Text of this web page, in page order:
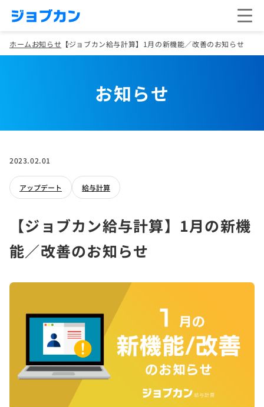
ホームお知らせ 【ジョブカン給与計算】1月の新機能／改善のお知らせ
お知らせ
2023.02.01
アップデート 給与計算
【ジョブカン給与計算】1月の新機
能／改善のお知らせ